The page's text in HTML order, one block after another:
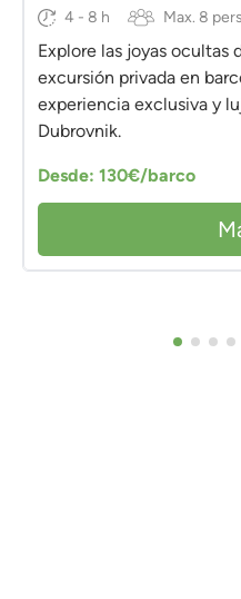
4 - 8 h Max. 8
Explore las joyas ocultas
excursión privada en
experiencia exclusiva y
Dubrovnik.
Desde: 130€/barco